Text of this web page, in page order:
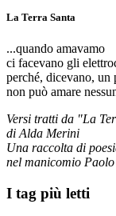
La Terra Santa
...quando amavamo
ci facevano gli
perché, dicevano, un
non può amare
Versi tratti da "La
di Alda Merini
Una raccolta di
nel manicomio
I tag più letti